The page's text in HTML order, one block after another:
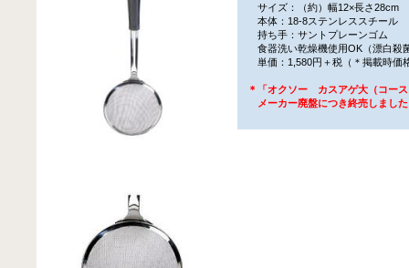
サイズ：（約）幅12×長さ28cm
本体：18-8ステンレススチール
持ち手：サントプレーンゴム
食器洗い乾燥機使用OK（漂白殺
単価：1,580円＋税（＊掲載時価
＊「オクソー カスアゲ大（コー
メーカー廃盤につき終売しまし